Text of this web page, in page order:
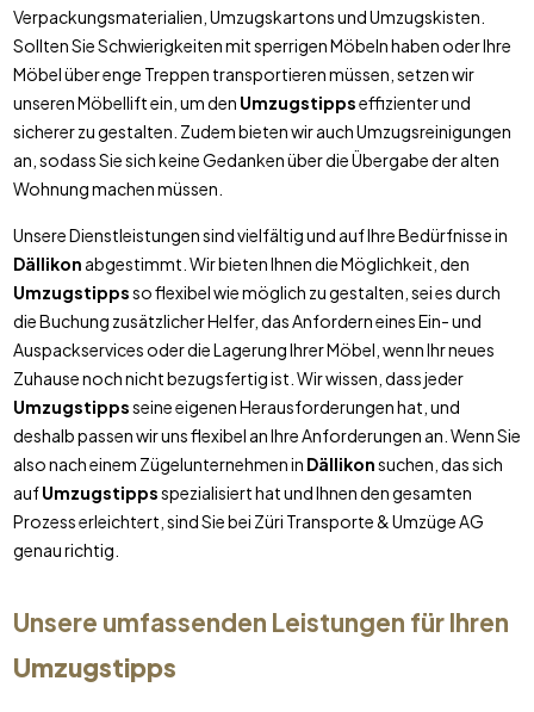
Verpackungsmaterialien, Umzugskartons und Umzugskisten.
Sollten Sie Schwierigkeiten mit sperrigen Möbeln haben oder Ihre
Möbel über enge Treppen transportieren müssen, setzen wir
unseren Möbellift ein, um den Umzugstippseffizienter und
sicherer zu gestalten. Zudem bieten wir auch Umzugsreinigungen
an, sodass Sie sich keine Gedanken über die Übergabe der alten
Wohnung machen müssen.
Unsere Dienstleistungen sind vielfältig und auf Ihre Bedürfnisse in
Dällikon abgestimmt. Wir bieten Ihnen die Möglichkeit, den
Umzugstippsso flexibel wie möglich zu gestalten, sei es durch
die Buchung zusätzlicher Helfer, das Anfordern eines Ein- und
Auspackservices oder die Lagerung Ihrer Möbel, wenn Ihr neues
Zuhause noch nicht bezugsfertig ist. Wir wissen, dass jeder
Umzugstippsseine eigenen Herausforderungen hat, und
deshalb passen wir uns flexibel an Ihre Anforderungen an. Wenn Sie
also nach einem Zügelunternehmen in Dällikonsuchen, das sich
aufUmzugstippsspezialisiert hat und Ihnen den gesamten
Prozess erleichtert, sind Sie bei Züri Transporte & Umzüge AG
genau richtig.
Unsere umfassenden Leistungen für Ihren
Umzugstipps